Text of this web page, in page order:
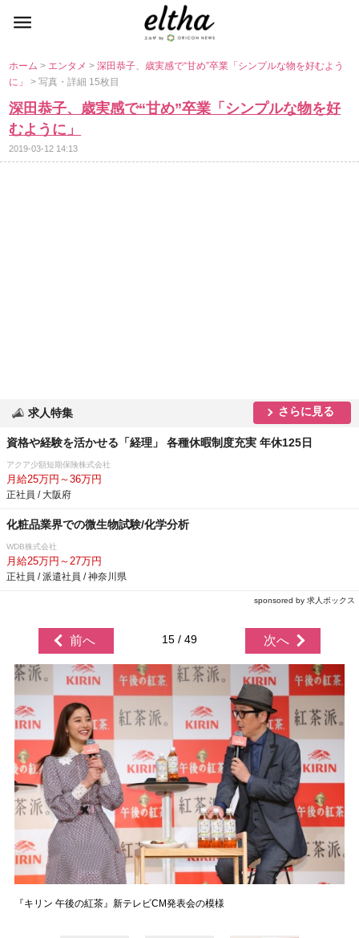
ホーム> エンタメ>深田恭子、歳実感で“甘め”卒業「シンプルな物を好むよう
に」> 写真・詳細 15枚目
深田恭子、歳実感で“甘め”卒業「シンプルな物を好
むように」
2019-03-12 14:13
求人特集 さらに見る
資格や経験を活かせる「経理」 各種休暇制度充実 年休125日
アクア少額短期保険株式会社
月給25万円～36万円
正社員 / 大阪府
化粧品業界での微生物試験/化学分析
WDB株式会社
月給25万円～27万円
正社員 / 派遣社員 / 神奈川県
sponsored by 求人ボックス
前へ 15 / 49 次へ
『キリン 午後の紅茶』新テレビCM発表会の模様